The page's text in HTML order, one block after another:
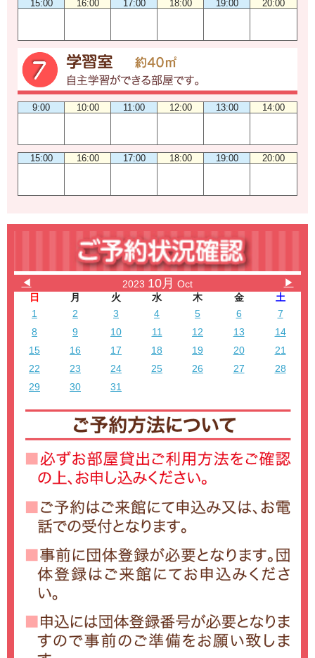
15:00 16:00 17:00 18:00 19:00 20:00
9:00 10:00 11:00 12:00 13:00 14:00
15:00 16:00 17:00 18:00 19:00 20:00
◀ 2023 10月 Oct
▶
日
月 火 水 木 金
土
1
2 3 4 5 6
7
8
9 10 11 12 13
14
15
16 17 18 19 20
21
22
23 24 25 26 27
28
29
30 31